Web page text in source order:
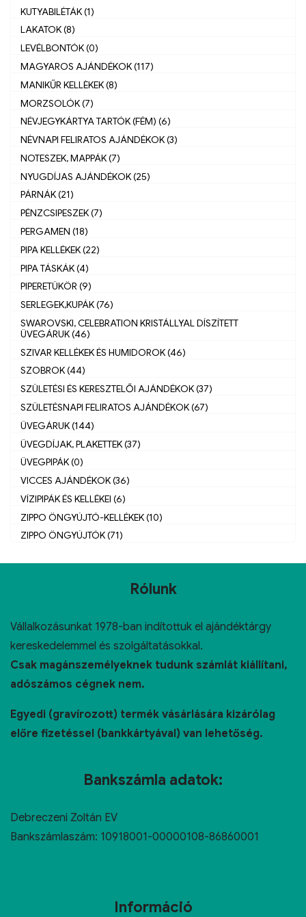
KUTYABILÉTÁK (1)
LAKATOK (8)
LEVÉLBONTÓK (0)
MAGYAROS AJÁNDÉKOK (117)
MANIKŰR KELLÈKEK (8)
MORZSOLÓK (7)
NÉVJEGYKÁRTYA TARTÓK (FÉM) (6)
NÉVNAPI FELIRATOS AJÁNDÉKOK (3)
NOTESZEK, MAPPÁK (7)
NYUGDÍJAS AJÁNDÉKOK (25)
PÁRNÁK (21)
PÉNZCSIPESZEK (7)
PERGAMEN (18)
PIPA KELLÉKEK (22)
PIPA TÁSKÁK (4)
PIPERETÜKÖR (9)
SERLEGEK,KUPÁK (76)
SWAROVSKI, CELEBRATION KRISTÁLLYAL DÍSZÍTETT
ÜVEGÁRUK (46)
SZIVAR KELLÉKEK ÉS HUMIDOROK (46)
SZOBROK (44)
SZÜLETÉSI ÉS KERESZTELŐI AJÁNDÉKOK (37)
SZÜLETÉSNAPI FELIRATOS AJÁNDÉKOK (67)
ÜVEGÁRUK (144)
ÜVEGDÍJAK, PLAKETTEK (37)
ÜVEGPIPÁK (0)
VICCES AJÁNDÉKOK (36)
VÍZIPIPÁK ÉS KELLÉKEI (6)
ZIPPO ÖNGYÚJTÓ-KELLÉKEK (10)
ZIPPO ÖNGYÚJTÓK (71)
Rólunk
Vállalkozásunkat 1978-ban indítottuk el ajándéktárgy
kereskedelemmel és szolgáltatásokkal.
Csak magánszemélyeknek tudunk számlát kiállítani,
adószámos cégnek nem.
Egyedi (gravírozott) termék vásárlására kizárólag
előre fizetéssel (bankkártyával) van lehetőség.
Bankszámla adatok:
Debreczeni Zoltán EV
Bankszámlaszám: 10918001-00000108-86860001
Információ